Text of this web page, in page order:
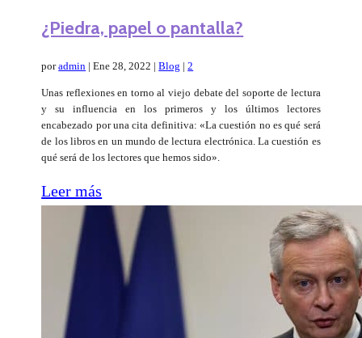
¿Piedra, papel o pantalla?
poradmin |Ene 28, 2022 |Blog |2
Unas reflexiones en torno al viejo debate del soporte de lectura
y su influencia en los primeros y los últimos lectores
encabezado por una cita definitiva: «La cuestión no es qué será
de los libros en un mundo de lectura electrónica. La cuestión es
qué será de los lectores que hemos sido».
Leer más